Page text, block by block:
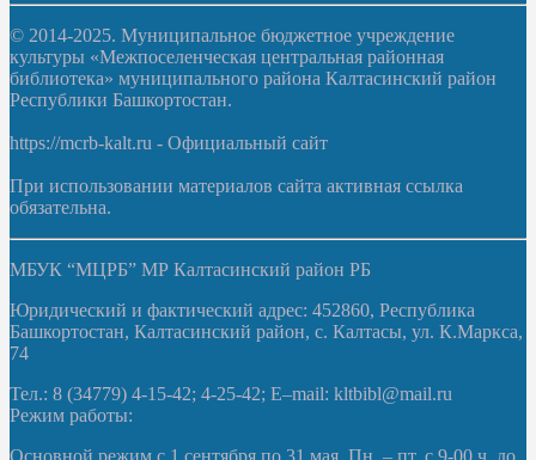
© 2014-2025. Муниципальное бюджетное учреждение
культуры «Межпоселенческая центральная районная
библиотека» муниципального района Калтасинский район
Республики Башкортостан.
https://mcrb-kalt.ru - Официальный сайт
При использовании материалов сайта активная ссылка
обязательна.
МБУК “МЦРБ” МР Калтасинский район РБ
Юридический и фактический адрес: 452860, Республика
Башкортостан, Калтасинский район, с. Калтасы, ул. К.Маркса,
74
Тел.: 8 (34779) 4-15-42; 4-25-42; E–mail: kltbibl@mail.ru
Режим работы:
Основной режим с 1 сентября по 31 мая. Пн. – пт. с 9-00 ч. до